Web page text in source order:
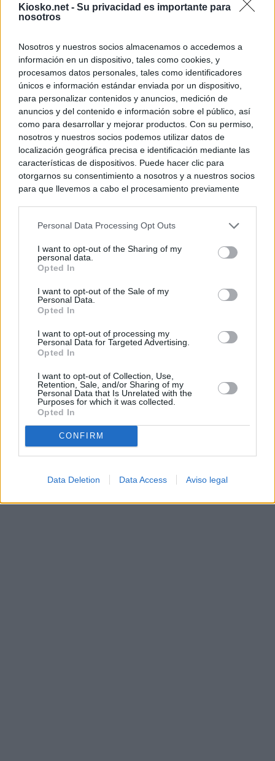
Kiosko.net - Su privacidad es importante para
nosotros
Nosotros y nuestros socios almacenamos o accedemos a
información en un dispositivo, tales como cookies, y
procesamos datos personales, tales como identificadores
únicos e información estándar enviada por un dispositivo,
para personalizar contenidos y anuncios, medición de
anuncios y del contenido e información sobre el público, así
como para desarrollar y mejorar productos. Con su permiso,
nosotros y nuestros socios podemos utilizar datos de
localización geográfica precisa e identificación mediante las
características de dispositivos. Puede hacer clic para
otorgarnos su consentimiento a nosotros y a nuestros socios
para que llevemos a cabo el procesamiento previamente
negar su consentimiento. Tenga en cuenta que algún
de su consentimiento, pero usted tiene el derecho de
rechazar tal procesamiento. Sus preferencias se aplicarán
cualquier momento entrando de nuevo en este sitio web o
visitando nuestra política de privacidad.
Personal Data Processing Opt Outs
I want to opt-out of the Sharing of my
personal data.
Opted In
I want to opt-out of the Sale of my
Personal Data.
Opted In
I want to opt-out of processing my
Personal Data for Targeted Advertising.
Opted In
I want to opt-out of Collection, Use,
Retention, Sale, and/or Sharing of my
Personal Data that Is Unrelated with the
Purposes for which it was collected.
Opted In
CONFIRM
Data Deletion Data Access Aviso legal